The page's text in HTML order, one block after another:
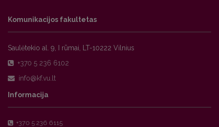
Komunikacijos fakultetas
Saulėtekio al. 9, I rūmai, LT-10222 Vilnius
+370 5 236 6102
Informacija
+370 5 236 6115